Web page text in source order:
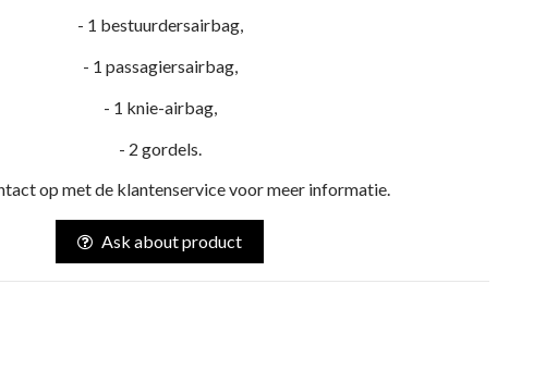
- 1 bestuurdersairbag,
- 1 passagiersairbag,
- 1 knie-airbag,
- 2 gordels.
op met de klantenservice voor meer informatie.
Ask about product